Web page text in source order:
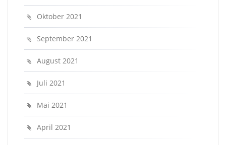
Oktober 2021
September 2021
August 2021
Juli 2021
Mai 2021
April 2021